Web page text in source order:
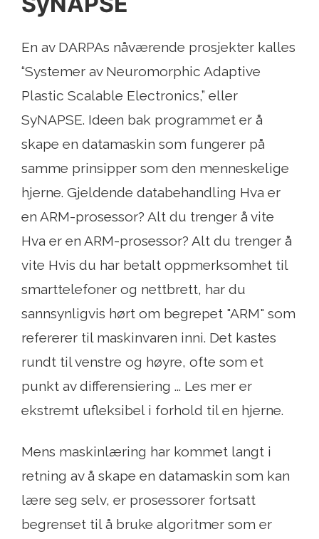
En av DARPAs nåværende prosjekter kalles
“Systemer av Neuromorphic Adaptive
Plastic Scalable Electronics,” eller
SyNAPSE. Ideen bak programmet er å
skape en datamaskin som fungerer på
samme prinsipper som den menneskelige
hjerne. Gjeldende databehandling Hva er
en ARM-prosessor? Alt du trenger å vite
Hva er en ARM-prosessor? Alt du trenger å
vite Hvis du har betalt oppmerksomhet til
smarttelefoner og nettbrett, har du
sannsynligvis hørt om begrepet "ARM" som
refererer til maskinvaren inni. Det kastes
rundt til venstre og høyre, ofte som et
punkt av differensiering ... Les mer er
ekstremt ufleksibel i forhold til en hjerne.
Mens maskinlæring har kommet langt i
retning av å skape en datamaskin som kan
lære seg selv, er prosessorer fortsatt
begrenset til å bruke algoritmer som er